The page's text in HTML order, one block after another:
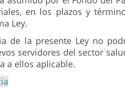
en los plazos y
Ley.
de la presente Ley no
servidores del sector
a ellos aplicable.